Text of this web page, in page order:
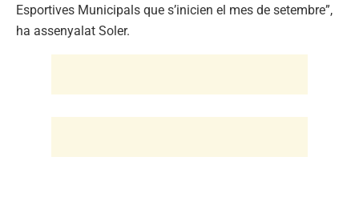
Esportives Municipals que s’inicien el mes de setembre”,
ha assenyalat Soler.